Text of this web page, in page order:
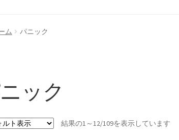
ム パニック
ック
結果の1～12/109を表示しています